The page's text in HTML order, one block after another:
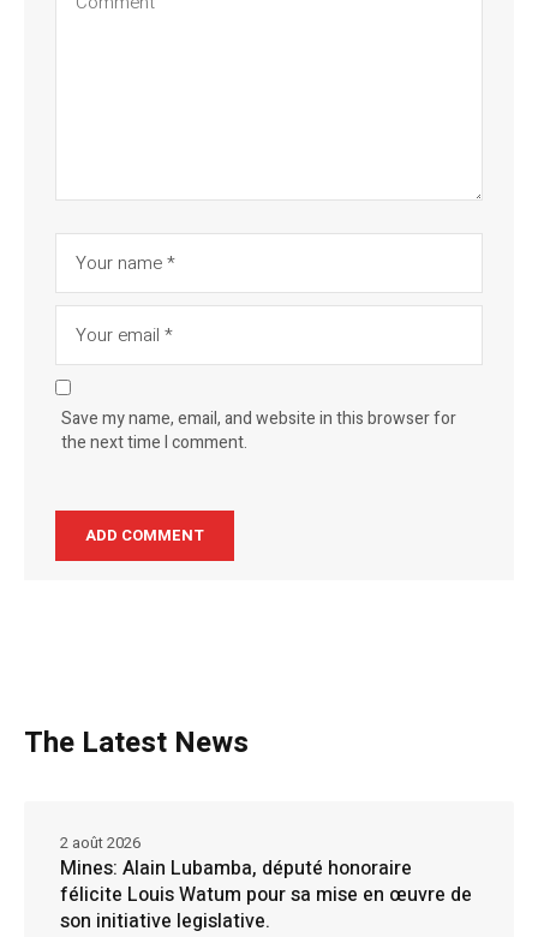
Save my name, email, and website in this browser for
the next time I comment.
The Latest News
Mines: Alain Lubamba, député honoraire
félicite Louis Watum pour sa mise en œuvre de
son initiative legislative.
2 août 2026